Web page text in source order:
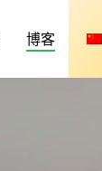
博客